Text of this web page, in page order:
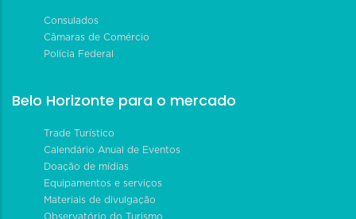
Consulados
Câmaras de Comércio
Polícia Federal
Belo Horizonte para o mercado
Trade Turístico
Calendário Anual de Eventos
Doação de mídias
Equipamentos e serviços
Materiais de divulgação
Observatório do Turismo